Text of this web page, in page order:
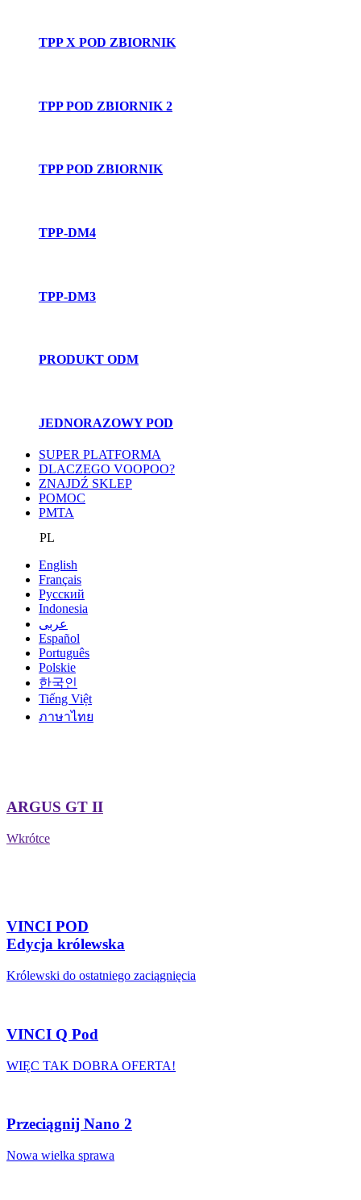
TPP X POD ZBIORNIK
TPP POD ZBIORNIK 2
TPP POD ZBIORNIK
TPP-DM4
TPP-DM3
PRODUKT ODM
JEDNORAZOWY POD
SUPER PLATFORMA
DLACZEGO VOOPOO?
ZNAJDŹ SKLEP
POMOC
PMTA
PL
English
Français
Pусский
Indonesia
عربى
Español
Português
Polskie
한국인
Tiếng Việt
ภาษาไทย
ARGUS GT II
Wkrótce
VINCI POD
Edycja królewska
Królewski do ostatniego zaciągnięcia
VINCI Q Pod
WIĘC TAK DOBRA OFERTA!
Przeciągnij Nano 2
Nowa wielka sprawa